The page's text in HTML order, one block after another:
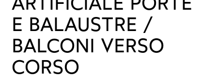
E BALAUSTRE /
BALCONI VERSO
CORSO